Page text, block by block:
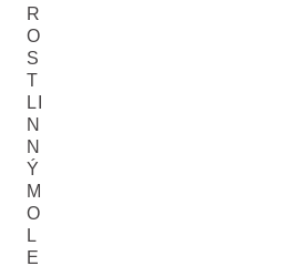
R
O
S
T
LI
N
N
Ý
M
O
L
E